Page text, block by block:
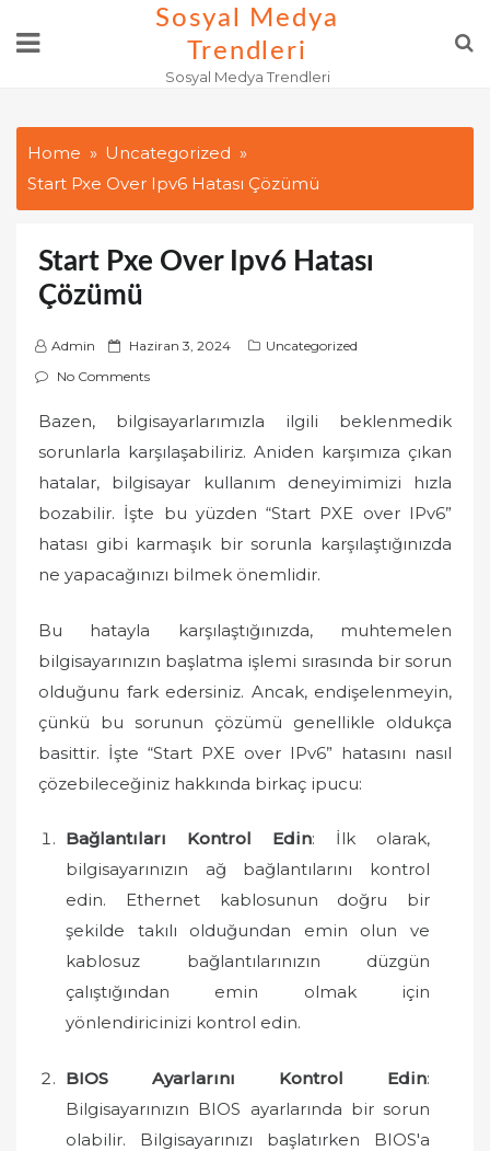
Sosyal Medya
Trendleri
Sosyal Medya Trendleri
Home
Uncategorized
Start Pxe Over Ipv6 Hatası Çözümü
Start Pxe Over Ipv6 Hatası
Çözümü
Admin
P
o
t
d
o
Haziran 3, 2024
Uncategorized
No Comments
Bazen, bilgisayarlarımızla ilgili beklenmedik
sorunlarla karşılaşabiliriz. Aniden karşımıza çıkan
hatalar, bilgisayar kullanım deneyimimizi hızla
bozabilir. İşte bu yüzden “Start PXE over IPv6”
hatası gibi karmaşık bir sorunla karşılaştığınızda
ne yapacağınızı bilmek önemlidir.
Bu hatayla karşılaştığınızda, muhtemelen
bilgisayarınızın başlatma işlemi sırasında bir sorun
olduğunu fark edersiniz. Ancak, endişelenmeyin,
çünkü bu sorunun çözümü genellikle oldukça
basittir. İşte “Start PXE over IPv6” hatasını nasıl
çözebileceğiniz hakkında birkaç ipucu:
Bağlantıları Kontrol Edin: İlk olarak,
bilgisayarınızın ağ bağlantılarını kontrol
edin. Ethernet kablosunun doğru bir
şekilde takılı olduğundan emin olun ve
kablosuz bağlantılarınızın düzgün
çalıştığından emin olmak için
yönlendiricinizi kontrol edin.
BIOS Ayarlarını Kontrol Edin:
Bilgisayarınızın BIOS ayarlarında bir sorun
olabilir. Bilgisayarınızı başlatırken BIOS'a